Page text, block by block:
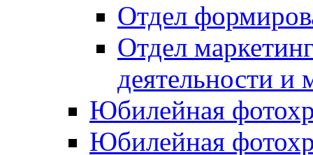
Отдел
Отдел
деятельности и
Юбилейная
Юбилейная